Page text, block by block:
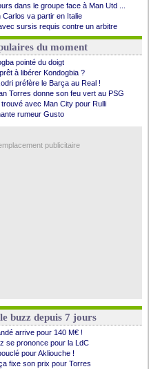
dans le groupe face à Man Utd ...
Carlos va partir en Italie
sursis requis contre un arbitre
signé pour Luca Zidane (off.)
en route pour Aston Villa
Luis soutient Biereth
prêté à Getafe (officiel)
va signer en Croatie
vise Gabriel Jesus
prêté à la Fiorentina (off.)
avec le Barça pour Rodri ?
a prolongé (officiel)
signe pour 4 ans (officiel)
du moment
pointé du doigt
à libérer Kondogbia ?
préfère le Barça au Real !
Torres donne son feu vert au PSG
avec Man City pour Rulli
rumeur Gusto
publicitaire
buzz depuis 7 jours
arrive pour 140 M€ !
se prononce pour la LdC
pour Akliouche !
fixe son prix pour Torres